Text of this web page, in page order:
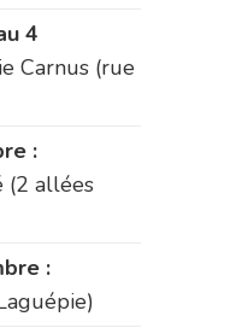
4
Carnus (rue
:
(2 allées
: